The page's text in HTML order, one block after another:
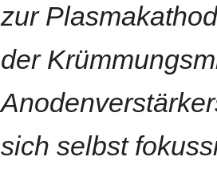
zur
der
sich selbst